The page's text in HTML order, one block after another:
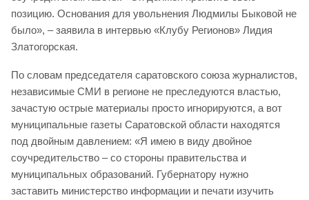
позицию. Основания для увольнения Людмилы Быковой не
было», – заявила в интервью «Клубу Регионов» Лидия
Златогорская.
По словам председателя саратовского союза журналистов,
независимые СМИ в регионе не преследуются властью,
зачастую острые материалы просто игнорируются, а вот
муниципальные газеты Саратовской области находятся
под двойным давлением: «Я имею в виду двойное
соучредительство – со стороны правительства и
муниципальных образований. Губернатору нужно
заставить министерство информации и печати изучить